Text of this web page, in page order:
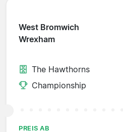
West Bromwich
Wrexham
The Hawthorns
Championship
PREIS AB